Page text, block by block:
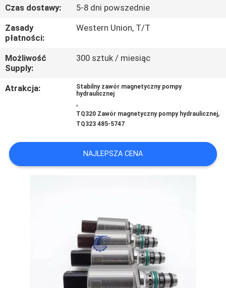
KONTROLA
JAKOŚCI
SKONTAKTUJ
SIĘ
AKTUALNOŚCI
Czas dostawy:
5-8 dni powszednie
Zasady
płatności:
Western Union, T/T
Możliwość
Supply:
300 sztuk / miesiąc
Atrakcja:
Stabilny zawór magnetyczny pompy
hydraulicznej
,
TQ320 Zawór magnetyczny pompy hydraulicznej,
TQ323 485-5747
NAJLEPSZA CENA